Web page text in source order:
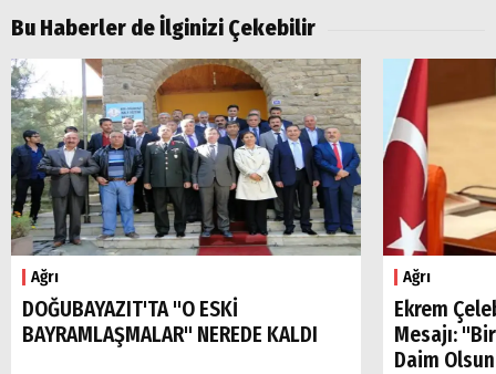
Bu Haberler de İlginizi Çekebilir
Ağrı
DOĞUBAYAZIT'TA "O ESKİ
BAYRAMLAŞMALAR" NEREDE KALDI
Ağrı
Ekrem
Mesajı:
Daim